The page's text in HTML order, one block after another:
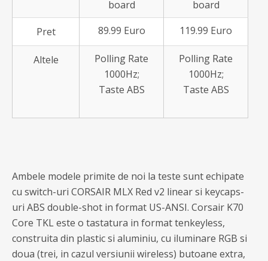
board
board
Pret 89.99 Euro 119.99 Euro
Altele
Polling Rate
1000Hz;
Taste ABS
Polling Rate
1000Hz;
Taste ABS
Ambele modele primite de noi la teste sunt echipate
cu switch-uri CORSAIR MLX Red v2 linear si keycaps-
uri ABS double-shot in format US-ANSI. Corsair K70
Core TKL este o tastatura in format tenkeyless,
construita din plastic si aluminiu, cu iluminare RGB si
doua (trei, in cazul versiunii wireless) butoane extra,